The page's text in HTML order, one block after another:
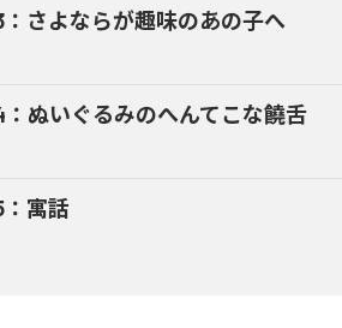
： さよならが趣味のあの子へ
： ぬいぐるみのへんてこな饒舌
： 寓話